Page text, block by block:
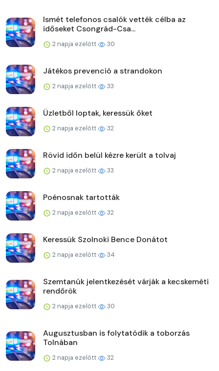
Ismét telefonos csalók vették célba az
időseket Csongrád-Csa...
2 napja ezelőtt 30
Játékos prevenció a strandokon
2 napja ezelőtt 33
Üzletből loptak, keressük őket
2 napja ezelőtt 32
Rövid időn belül kézre került a tolvaj
2 napja ezelőtt 33
Poénosnak tartották
2 napja ezelőtt 32
Keressük Szolnoki Bence Donátot
2 napja ezelőtt 34
Szemtanúk jelentkezését várják a kecskeméti
rendőrök
2 napja ezelőtt 30
Augusztusban is folytatódik a toborzás
Tolnában
2 napja ezelőtt 32